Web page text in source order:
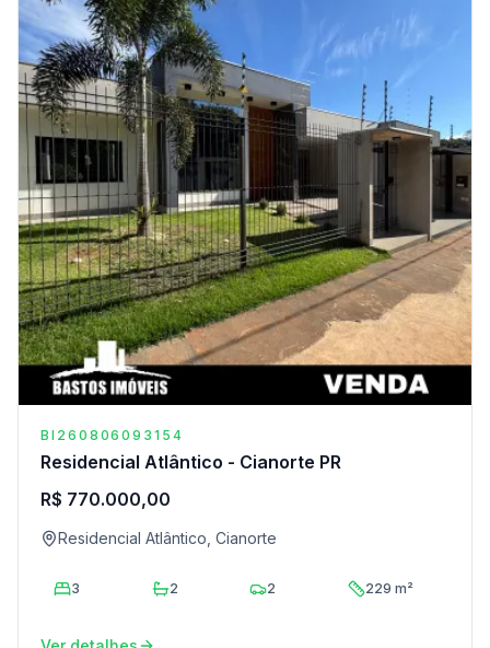
BI260806093154
Residencial Atlântico - Cianorte PR
R$ 770.000,00
Residencial Atlântico, Cianorte
3 2 2 229 m²